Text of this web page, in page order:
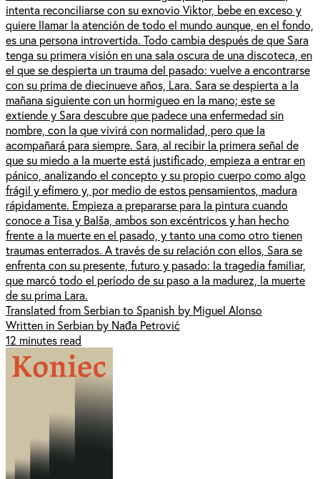
intenta reconciliarse con su exnovio Viktor, bebe en exceso y
quiere llamar la atención de todo el mundo aunque, en el fondo,
es una persona introvertida. Todo cambia después de que Sara
tenga su primera visión en una sala oscura de una discoteca, en
el que se despierta un trauma del pasado: vuelve a encontrarse
con su prima de diecinueve años, Lara. Sara se despierta a la
mañana siguiente con un hormigueo en la mano; este se
extiende y Sara descubre que padece una enfermedad sin
nombre, con la que vivirá con normalidad, pero que la
acompañará para siempre. Sara, al recibir la primera señal de
que su miedo a la muerte está justificado, empieza a entrar en
pánico, analizando el concepto y su propio cuerpo como algo
frágil y efímero y, por medio de estos pensamientos, madura
rápidamente. Empieza a prepararse para la pintura cuando
conoce a Tisa y Balša, ambos son excéntricos y han hecho
frente a la muerte en el pasado, y tanto una como otro tienen
traumas enterrados. A través de su relación con ellos, Sara se
enfrenta con su presente, futuro y pasado: la tragedia familiar,
que marcó todo el período de su paso a la madurez, la muerte
de su prima Lara.
Translated from Serbian to Spanish by Miguel Alonso
Written in Serbian by Nađa Petrović
12 minutes read